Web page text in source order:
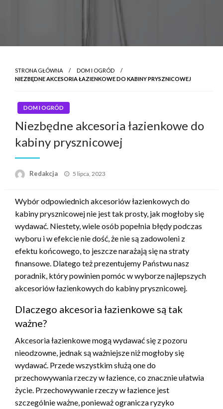
STRONA GŁÓWNA
DOM I OGRÓD
NIEZBĘDNE AKCESORIA ŁAZIENKOWE DO KABINY PRYSZNICOWEJ
DOM I OGRÓD
Niezbędne akcesoria łazienkowe do
kabiny prysznicowej
Redakcja Napisano
5 lipca, 2023
Wybór odpowiednich akcesoriów łazienkowych do
kabiny prysznicowej nie jest tak prosty, jak mogłoby się
wydawać. Niestety, wiele osób popełnia błędy podczas
wyboru i w efekcie nie dość, że nie są zadowoleni z
efektu końcowego, to jeszcze narażają się na straty
finansowe. Dlatego też prezentujemy Państwu nasz
poradnik, który powinien pomóc w wyborze najlepszych
akcesoriów łazienkowych do kabiny prysznicowej.
Dlaczego akcesoria łazienkowe są tak
ważne?
Akcesoria łazienkowe mogą wydawać się z pozoru
nieodzowne, jednak są ważniejsze niż mogłoby się
wydawać. Przede wszystkim służą one do
przechowywania rzeczy w łazience, co znacznie ułatwia
życie. Przechowywanie rzeczy w łazience jest
szczególnie ważne, ponieważ ogranicza ryzyko